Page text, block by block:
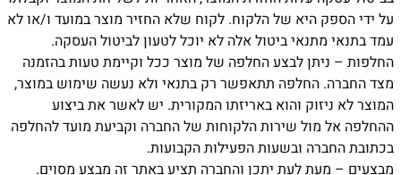
על ידי הספק היא של הלקוח. לקוח שלא החזיר מוצר במועד ו/או לא
עמד בתנאי מתנאי ביטול אלה לא יוכל לטעון לביטול העסקה.
החלפות – ניתן לבצע החלפה של מוצר ככל וקיימת טעות בהזמנה
מצד החברה. החלפה תתאפשר רק בתנאי ולא נעשה שימוש במוצר,
המוצר לא ניזוק והוא באריזתו המקורית. יש לאשר את ביצוע
ההחלפה אל מול שירות הלקוחות של החברה וקביעת מועד להחלפה
בכתובת החברה ובשעות הפעילות הקבועות.
מבצעים – מעת לעת יתכן והחברה תציע באתר זה מבצע מסוים.